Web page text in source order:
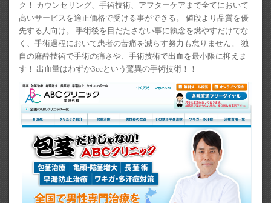
ク！ カウンセリング、手術技術、アフターケアまで全てにおいて
高いサービスを適正価格で受ける事ができる。 値段より品質を優
先する人向け。 手術後を目だたさない事に執念を燃やすだけでな
く、手術過程において患者の苦痛を減らす努力も怠りません。 独
自の麻酔技術で手術の痛さや、手術技術で出血を最小限に抑えま
す！ 出血量はわずか3ccという驚異の手術技術！！